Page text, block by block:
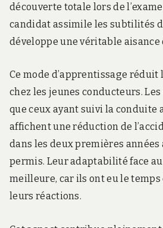
découverte totale lors de
candidat assimile les subtilités
développe une véritable
Ce mode d’apprentissage réduit
chez les jeunes conducteurs.
que ceux ayant suivi la conduite
affichent une réduction de
dans les deux premières années
permis. Leur adaptabilité face
meilleure, car ils ont eu le
leurs réactions.